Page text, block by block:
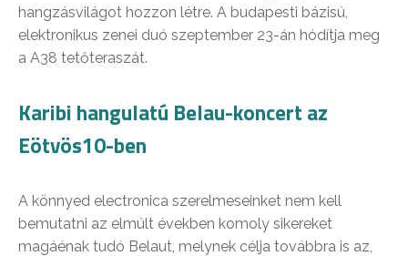
hangzásvilágot hozzon létre. A budapesti bázisú,
elektronikus zenei duó szeptember 23-án hódítja meg
a A38 tetőteraszát.
Karibi hangulatú Belau-koncert az
Eötvös10-ben
A könnyed electronica szerelmeseinket nem kell
bemutatni az elmúlt években komoly sikereket
magáénak tudó Belaut, melynek célja továbbra is az,